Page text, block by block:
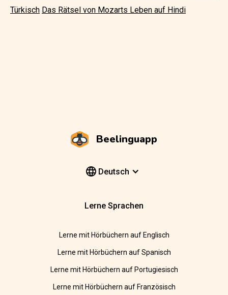
Türkisch Das Rätsel von Mozarts Leben auf Hindi
Beelinguapp
Deutsch
Lerne Sprachen
Lerne mit Hörbüchern auf Englisch
Lerne mit Hörbüchern auf Spanisch
Lerne mit Hörbüchern auf Portugiesisch
Lerne mit Hörbüchern auf Französisch